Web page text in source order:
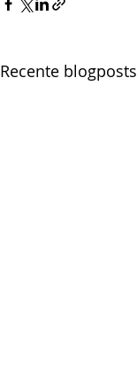
Recente blogposts